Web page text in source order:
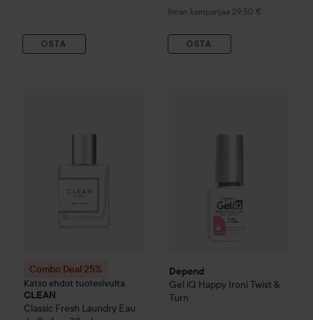
OSTA
Ilman kampanjaa 29,50 €
OSTA
Combo Deal 25%
Katso ehdot tuotesivulta
CLEAN
Classic Fresh Laundry Eau
Depend
Gel iQ Happy Ironi Twist &
Turn